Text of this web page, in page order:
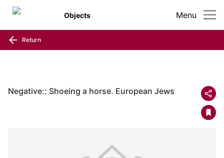
Menu
Objects
Return
Negative:: Shoeing a horse. European Jews